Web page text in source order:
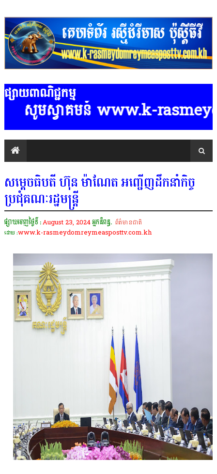
ផ្សាយពាណិជ្ជកម្ម
គមន៍ www.k-
សម្តេចធិបតី ហ៊ុន ម៉ាណែត អញ្ជើញដឹកនាំកិច្ច
ប្រជុំគណៈរដ្ឋមន្ត្រី
ផ្សាយចេញថ្ងៃទី :August 23, 2024អ្នកនិពន្ធ. ព័ត៌មានជាតិ
ដោយ :www.k-rasmeydomreymeasposttv.com.kh